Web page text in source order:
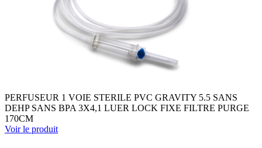
PERFUSEUR 1 VOIE STERILE PVC GRAVITY 5.5 SANS
DEHP SANS BPA 3X4,1 LUER LOCK FIXE FILTRE PURGE
170CM
Voir le produit